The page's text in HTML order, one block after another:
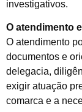
investigativos.
O atendimento
O atendimento
documentos e
delegacia,
exigir atuação
comarca e a